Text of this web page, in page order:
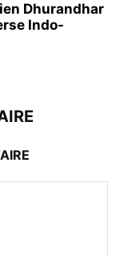
Dhurandhar
Indo-